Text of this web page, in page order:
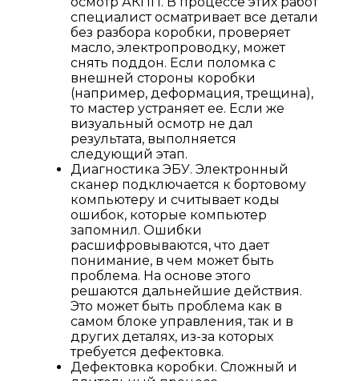
специалист осматривает все детали
без разбора коробки, проверяет
масло, электропроводку, может
снять поддон. Если поломка с
внешней стороны коробки
(например, деформация, трещина),
то мастер устраняет ее. Если же
визуальный осмотр не дал
результата, выполняется
следующий этап.
Диагностика ЭБУ. Электронный
сканер подключается к бортовому
компьютеру и считывает коды
ошибок, которые компьютер
запомнил. Ошибки
расшифровываются, что дает
понимание, в чем может быть
проблема. На основе этого
решаются дальнейшие действия.
Это может быть проблема как в
самом блоке управления, так и в
других деталях, из-за которых
требуется дефектовка.
Дефектовка коробки. Сложный и